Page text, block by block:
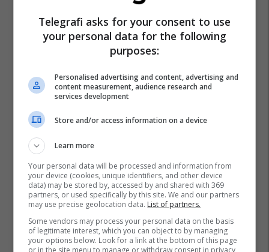
Telegrafi asks for your consent to use
your personal data for the following
purposes:
Personalised advertising and content, advertising and
content measurement, audience research and
services development
Store and/or access information on a device
Learn more
Your personal data will be processed and information from
your device (cookies, unique identifiers, and other device
data) may be stored by, accessed by and shared with 369
partners, or used specifically by this site. We and our partners
may use precise geolocation data. List of partners.
Some vendors may process your personal data on the basis
of legitimate interest, which you can object to by managing
your options below. Look for a link at the bottom of this page
or in the site menu to manage or withdraw consent in privacy